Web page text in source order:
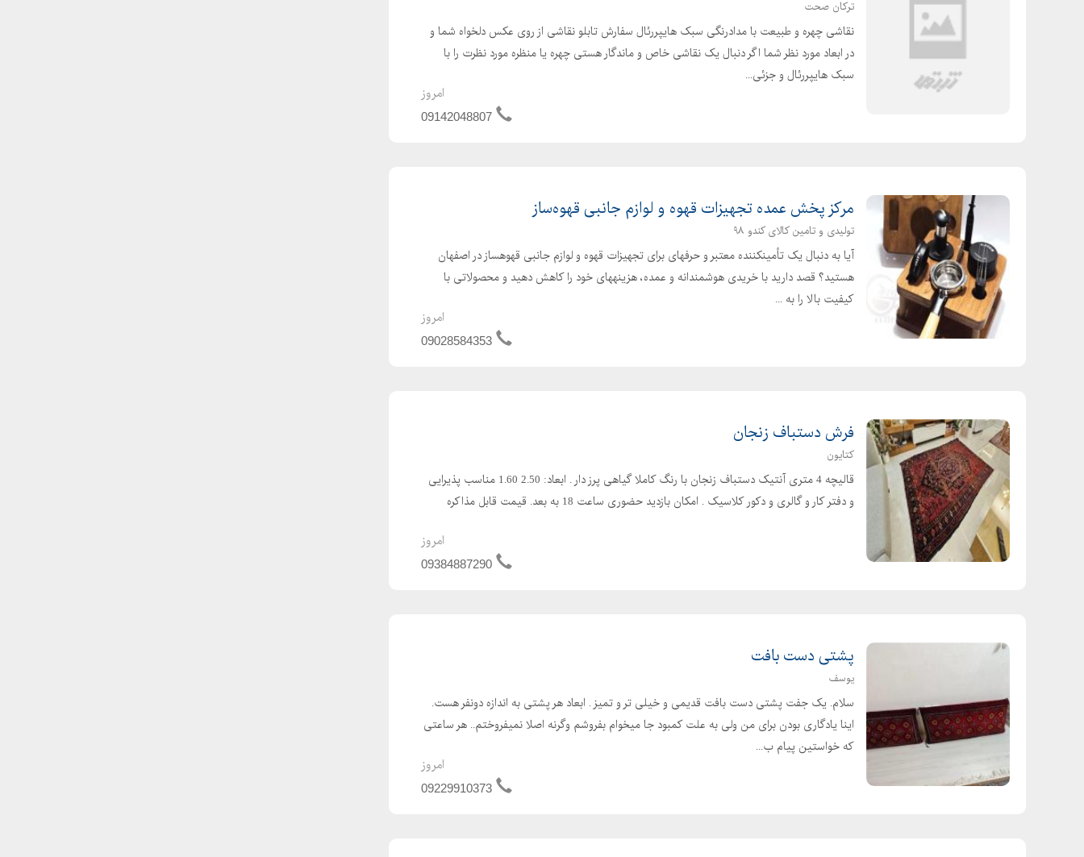
نمایندگی فروش کره گیاهی مهگل
خرید کره گیاهی
قیمت روغن مارگارین کیلویی
مارگارین چیست
قیمت کره قنادی
قیمت مارگارین
خرید روغن مارگارین
شیرینی با کره مارگارین
خرید روغن قنادی
استفاده از کره بجای روغن
خواص کره گیاهی مارگارین
بهترین مارک کره گیاهی
مضرات کره گیاهی
قیمت مارگارین
طرز تهیه کره مارگارین
کره گیاهی مارگارین سفره
قیمت روغن مارگارین کیلویی
روغن مارگارین چیست
قیمت کره مارگارین
روغن مارگارین قنادی
قیمت کره گیاهی فله
قیمت کره گیاهی
انواع کره گیاهی
ترکان صحت
نقاشی چهره و طبیعت با مدادرنگی سبک هایپررئال سفارش تابلو نقاشی از روی عکس دلخواه شما و
در ابعاد مورد نظر شما اگر دنبال یک نقاشی خاص و ماندگار هستی چهره یا منظره مورد نظرت را با
سبک هایپررئال و جزئی...
امروز
09142048807
مرکز پخش عمده تجهیزات قهوه و لوازم جانبی قهوه‌ساز
تولیدی و تامین کالای کندو ۹۸
آیا به دنبال یک تأمینکننده معتبر و حرفهای برای تجهیزات قهوه و لوازم جانبی قهوهساز در اصفهان
هستید؟ قصد دارید با خریدی هوشمندانه و عمده، هزینههای خود را کاهش دهید و محصولاتی با
کیفیت بالا را به ...
امروز
09028584353
فرش دستباف زنجان
کتایون
قالیچه 4 متری آنتیک دستباف زنجان با رنگ کاملا گیاهی پرز دار . ابعاد: 2.50 1.60 مناسب پذیرایی
و دفتر کار و گالری و دکور کلاسیک . امکان بازدید حضوری ساعت 18 به بعد. قیمت قابل مذاکره
امروز
09384887290
پشتی دست بافت
یوسف
سلام. یک جفت پشتی دست بافت قدیمی و خیلی تر و تمیز . ابعاد هر پشتی به اندازه دونفر هست.
اینا یادگاری بودن برای من ولی به علت کمبود جا میخوام بفروشم وگرنه اصلا نمیفروختم.. هر ساعتی
که خواستین پیام ب...
امروز
09229910373